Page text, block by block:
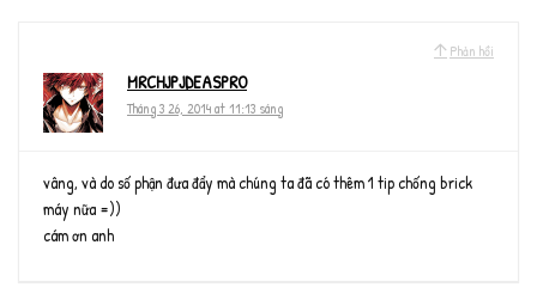
Phản hồi
MRCHJPJDEASPRO
Tháng 3 26, 2014 at 11:13 sáng
vâng, và do số phận đưa đẩy mà chúng ta đã có thêm 1 tip chống brick
máy nữa =))
cám ơn anh